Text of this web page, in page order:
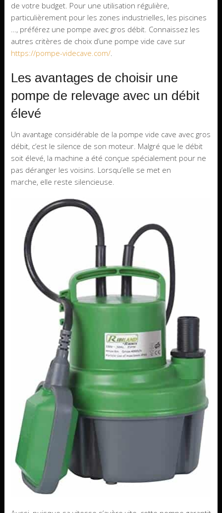
de votre budget. Pour une utilisation régulière,
particulièrement pour les zones industrielles, les piscines
…, préférez une pompe avec gros débit. Connaissez les
autres critères de choix d’une pompe vide cave sur
https://pompe-videcave.com/.
Les avantages de choisir une
pompe de relevage avec un débit
élevé
Un avantage considérable de la pompe vide cave avec gros
débit, c’est le silence de son moteur. Malgré que le débit
soit élevé, la machine a été conçue spécialement pour ne
pas déranger les voisins. Lorsqu’elle se met en
marche, elle reste silencieuse.